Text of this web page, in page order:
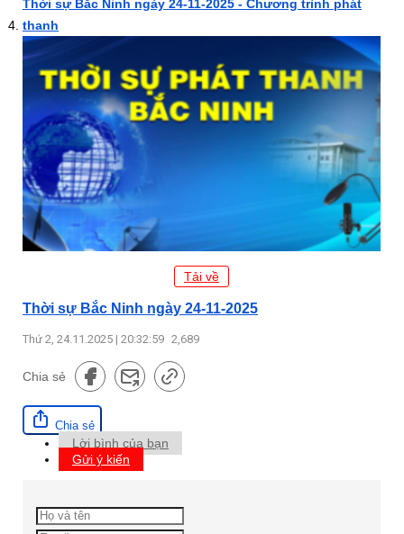
Thời sự Bắc Ninh ngày 24-11-2025 - Chương trình phát
thanh
Tải về
Thời sự Bắc Ninh ngày 24-11-2025
Thứ 2, 24.11.2025 | 20:32:59 2,689
Chia sẻ
Chia sẻ
Lời bình của bạn
Gửi ý kiến